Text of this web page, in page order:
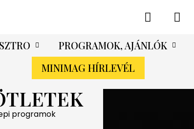
PROGRAMOK, AJÁNLÓK
MINIMAG HÍRLEVÉL
programok